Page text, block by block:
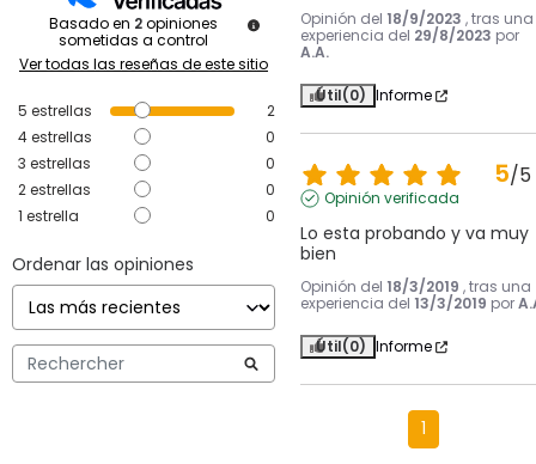
Basado en 2 opiniones
sometidas a control
Ver todas las reseñas de este sitio
5 estrellas
2
4estrellas
0
3 estrellas
0
2estrellas
0
1 estrella 0
Ordenar las opiniones
Opinión del 18/9/2023 , tras una
experiencia del 29/8/2023 por
A.A.
Útil(0) Informe
5/5
Opinión verificada
Lo esta probando y va muy
bien
Opinión del 18/3/2019 , tras una
experiencia del 13/3/2019 por
Útil(0) Informe
1